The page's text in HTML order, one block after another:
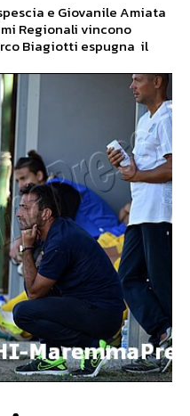
e Giovanile Amiata
Regionali vincono
Biagiotti espugna il